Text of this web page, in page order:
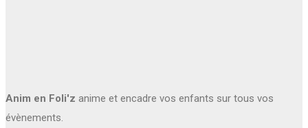
Anim en Foli'z anime et encadre vos enfants sur tous vos
évènements.